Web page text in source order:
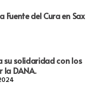
Fuente del Cura en Sax
su solidaridad con los
la DANA.